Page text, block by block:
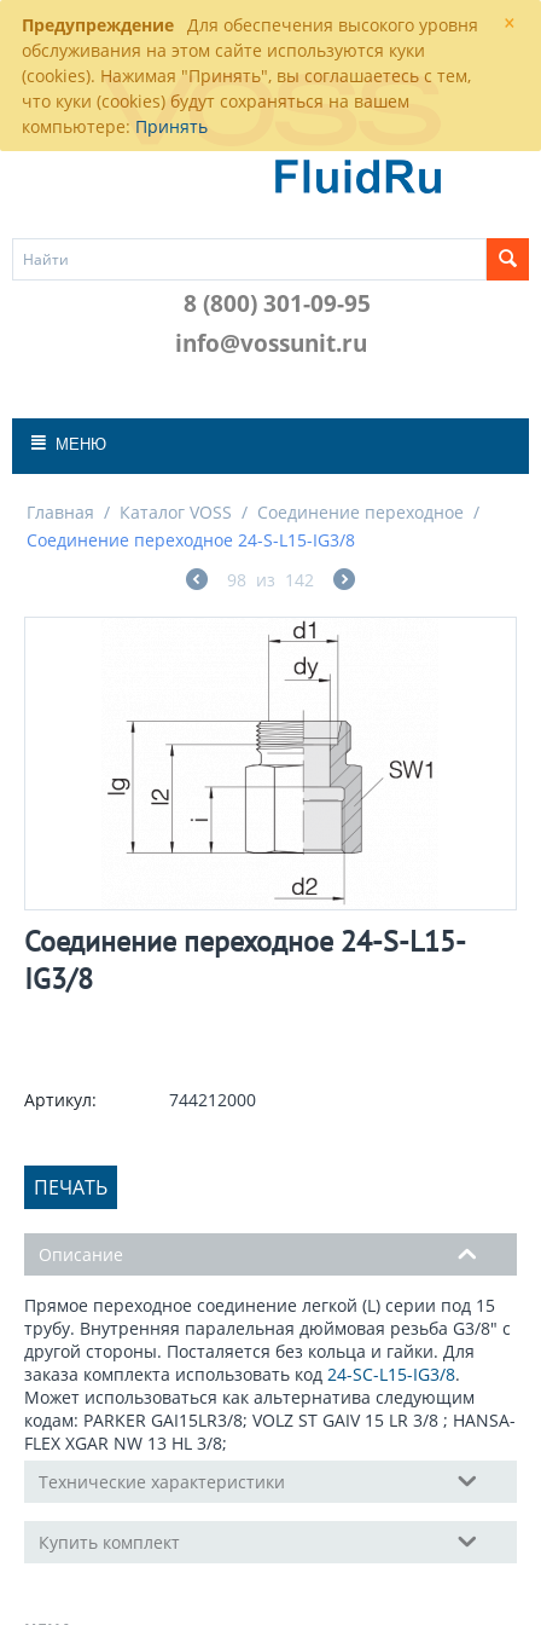
×
Предупреждение Для обеспечения высокого уровня
обслуживания на этом сайте используются куки
(cookies). Нажимая "Принять", вы соглашаетесь с тем,
что куки (cookies) будут сохраняться на вашем
компьютере: Принять
8 (800) 301-09-95
info@vossunit.ru
МЕНЮ
Главная / Каталог VOSS / Соединение переходное /
Соединение переходное 24-S-L15-IG3/8
98 из 142
Соединение переходное 24-S-L15-
IG3/8
Артикул: 744212000
ПЕЧАТЬ
Описание
Прямое переходное соединение легкой (L) серии под 15
трубу. Внутренняя паралельная дюймовая резьба G3/8" с
другой стороны. Посталяется без кольца и гайки. Для
заказа комплекта использовать код 24-SC-L15-IG3/8.
Может использоваться как альтернатива следующим
кодам: PARKER GAI15LR3/8; VOLZ ST GAIV 15 LR 3/8 ; HANSA-
FLEX XGAR NW 13 HL 3/8;
Технические характеристики
Купить комплект